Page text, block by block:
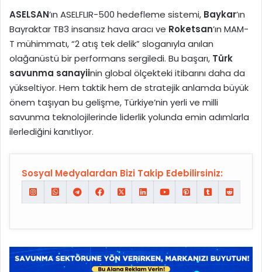
ASELSAN’ın ASELFLIR-500 hedefleme sistemi, Baykar’ın
Bayraktar TB3 insansız hava aracı ve Roketsan’ın MAM-
T mühimmatı, “2 atış tek delik” sloganıyla anılan
olağanüstü bir performans sergiledi. Bu başarı, Türk
savunma sanayiinin global ölçekteki itibarını daha da
yükseltiyor. Hem taktik hem de stratejik anlamda büyük
önem taşıyan bu gelişme, Türkiye’nin yerli ve milli
savunma teknolojilerinde liderlik yolunda emin adımlarla
ilerlediğini kanıtlıyor.
Sosyal Medyalardan Bizi Takip Edebilirsiniz: